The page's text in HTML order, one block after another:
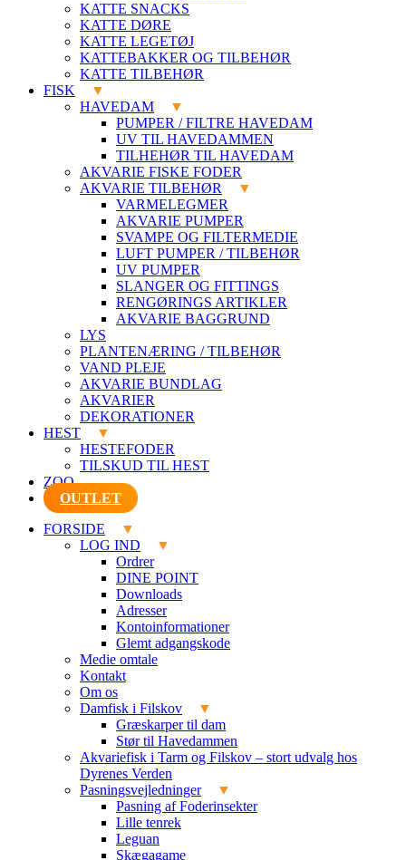
KATTE SNACKS
KATTE DØRE
KATTE LEGETØJ
KATTEBAKKER OG TILBEHØR
KATTE TILBEHØR
FISK
HAVEDAM
PUMPER / FILTRE HAVEDAM
UV TIL HAVEDAMMEN
TILHEHØR TIL HAVEDAM
AKVARIE FISKE FODER
AKVARIE TILBEHØR
VARMELEGMER
AKVARIE PUMPER
SVAMPE OG FILTERMEDIE
LUFT PUMPER / TILBEHØR
UV PUMPER
SLANGER OG FITTINGS
RENGØRINGS ARTIKLER
AKVARIE BAGGRUND
LYS
PLANTENÆRING / TILBEHØR
VAND PLEJE
AKVARIE BUNDLAG
AKVARIER
DEKORATIONER
HEST
HESTEFODER
TILSKUD TIL HEST
ZOO
OUTLET
FORSIDE
LOG IND
Ordrer
DINE POINT
Downloads
Adresser
Kontoinformationer
Glemt adgangskode
Medie omtale
Kontakt
Om os
Damfisk i Filskov
Græskarper til dam
Stør til Havedammen
Akvariefisk i Tarm og Filskov – stort udvalg hos
Dyrenes Verden
Pasningsvejledninger
Pasning af Foderinsekter
Lille tenrek
Leguan
Skægagame